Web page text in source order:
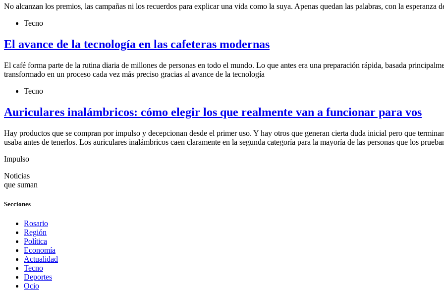
No alcanzan los premios, las campañas ni los recuerdos para explicar una vida como la suya. Apenas quedan las palabras, con la esperanza
Tecno
El avance de la tecnología en las cafeteras modernas
El café forma parte de la rutina diaria de millones de personas en todo el mundo. Lo que antes era una preparación rápida, basada
transformado en un proceso cada vez más preciso gracias al avance de la tecnología
Tecno
Auriculares inalámbricos: cómo elegir los que realmente van a funcionar para vos
Hay productos que se compran por impulso y decepcionan desde el primer uso. Y hay otros que generan cierta duda inicial pero que
usaba antes de tenerlos. Los auriculares inalámbricos caen claramente en la segunda categoría para la mayoría de las personas que los
Impulso
Noticias
que suman
Secciones
Rosario
Región
Política
Economía
Actualidad
Tecno
Deportes
Ocio